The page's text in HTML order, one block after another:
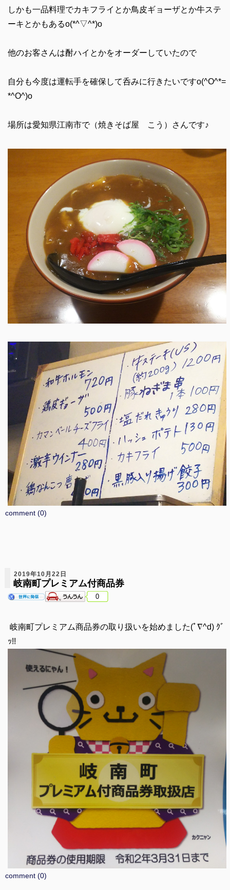
しかも一品料理でカキフライとか鳥皮ギョーザとか牛ステ
ーキとかもあるo(*^▽^*)o
他のお客さんは酎ハイとかをオーダーしていたので
自分も今度は運転手を確保して呑みに行きたいですo(^O^*=
*^O^)o
場所は愛知県江南市で（焼きそば屋 こう）さんです♪
comment (0)
2019年10月22日
岐南町プレミアム付商品券
0
岐南町プレミアム商品券の取り扱いを始めました(ﾟ∇^d) ｸﾞ
ｯ!!
comment (0)